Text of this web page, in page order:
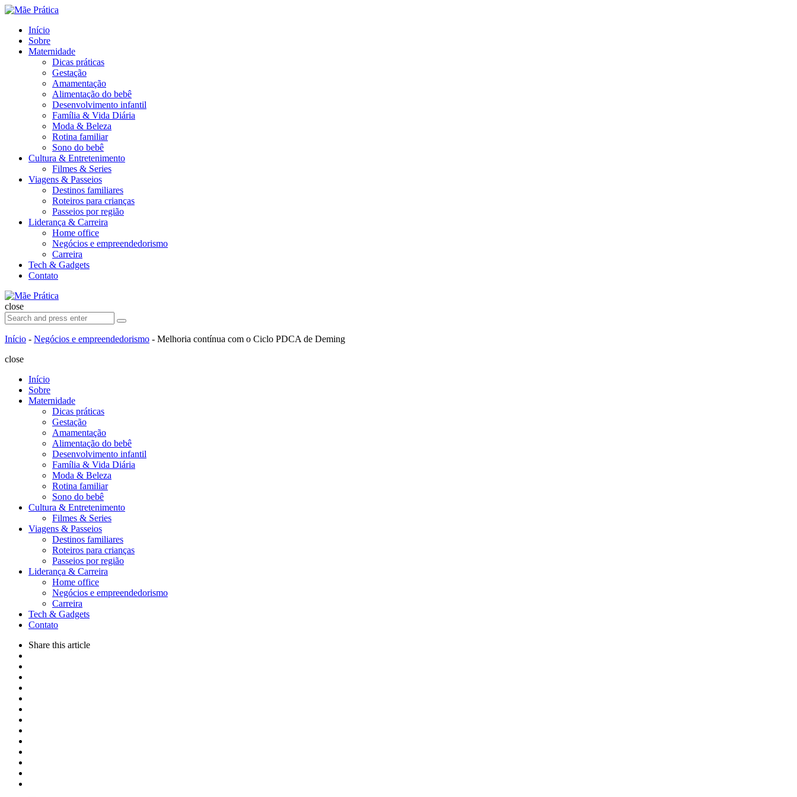
Menu
Menu
Início
Sobre
Maternidade
Dicas práticas
Gestação
Amamentação
Alimentação do bebê
Desenvolvimento infantil
Família & Vida Diária
Moda & Beleza
Rotina familiar
Sono do bebê
Cultura & Entretenimento
Filmes & Series
Viagens & Passeios
Destinos familiares
Roteiros para crianças
Passeios por região
Liderança & Carreira
Home office
Negócios e empreendedorismo
Carreira
Tech & Gadgets
Contato
Search
close
Search
for:
Search
Início - Negócios e empreendedorismo - Melhoria contínua com o Ciclo PDCA de Deming
close
Início
Sobre
Maternidade
Dicas práticas
Gestação
Amamentação
Alimentação do bebê
Desenvolvimento infantil
Família & Vida Diária
Moda & Beleza
Rotina familiar
Sono do bebê
Cultura & Entretenimento
Filmes & Series
Viagens & Passeios
Destinos familiares
Roteiros para crianças
Passeios por região
Liderança & Carreira
Home office
Negócios e empreendedorismo
Carreira
Tech & Gadgets
Contato
Share this article